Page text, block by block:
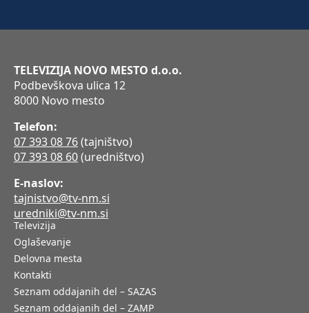
TELEVIZIJA NOVO MESTO d.o.o.
Podbevškova ulica 12
8000 Novo mesto
Telefon:
07 393 08 76(tajništvo)
07 393 08 60(uredništvo)
E-naslov:
tajnistvo@tv-nm.si
uredniki@tv-nm.si
Televizija
Oglaševanje
Delovna mesta
Kontakti
Seznam oddajanih del – SAZAS
Seznam oddajanih del – ZAMP